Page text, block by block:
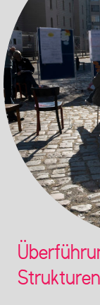
Strukturen